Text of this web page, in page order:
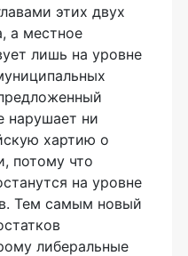
этих двух
а местное
лишь на уровне
нарушает ни
хартию о
потому что
на уровне
Тем самым новый
либеральные